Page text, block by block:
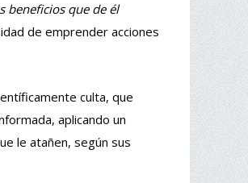
beneficios que de él
de emprender acciones
culta, que
aplicando un
le atañen, según sus